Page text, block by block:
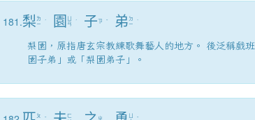
181.梨 ㄌ
ㄧ
ˊ 園
ㄢ
ˊ 子 ㄗ ˇ 弟 ㄉ
ㄧ
ˋ
梨園，原指唐玄宗教練歌舞藝人的地方。 後泛稱戲
園子弟」或「梨園弟子」。
ㄆ
ˇ
ㄈ
ㄓ ˇ